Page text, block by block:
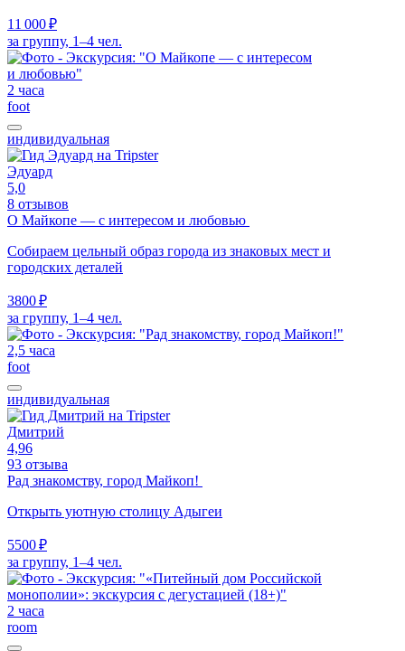
11 000 ₽
за группу, 1–4 чел.
2 часа
foot
индивидуальная
Эдуард
5,0
8 отзывов
О Майкопе — с интересом и любовью
Собираем цельный образ города из знаковых мест и
городских деталей
3800 ₽
за группу, 1–4 чел.
2,5 часа
foot
индивидуальная
Дмитрий
4,96
93 отзыва
Рад знакомству, город Майкоп!
Открыть уютную столицу Адыгеи
5500 ₽
за группу, 1–4 чел.
2 часа
room